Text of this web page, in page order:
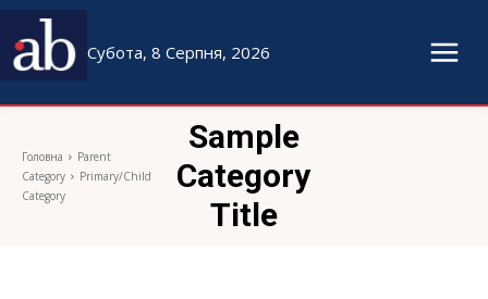
Субота, 8 Серпня, 2026
Головна
Parent
Category
Primary/Child
Category
Sample
Category
Title